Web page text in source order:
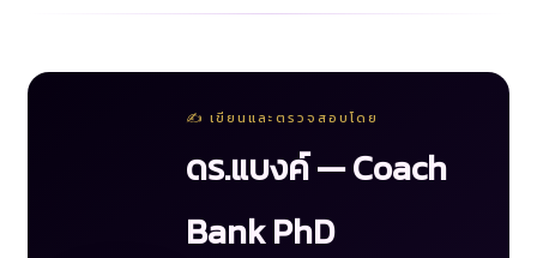
✍️ เขียนและตรวจสอบโดย
ดร.แบงค์ — Coach
Bank PhD